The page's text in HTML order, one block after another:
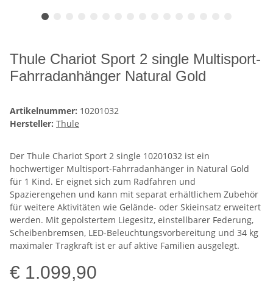
Thule Chariot Sport 2 single Multisport-
Fahrradanhänger Natural Gold
Artikelnummer: 10201032
Hersteller: Thule
Der Thule Chariot Sport 2 single 10201032 ist ein
hochwertiger Multisport-Fahrradanhänger in Natural Gold
für 1 Kind. Er eignet sich zum Radfahren und
Spazierengehen und kann mit separat erhältlichem Zubehör
für weitere Aktivitäten wie Gelände- oder Skieinsatz erweitert
werden. Mit gepolstertem Liegesitz, einstellbarer Federung,
Scheibenbremsen, LED-Beleuchtungsvorbereitung und 34 kg
maximaler Tragkraft ist er auf aktive Familien ausgelegt.
€ 1.099,90